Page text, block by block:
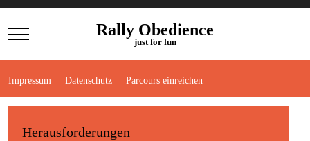
Mobile Menu ToggleRally Obedience
just for fun
Impressum Datenschutz Parcours einreichen
Herausforderungen